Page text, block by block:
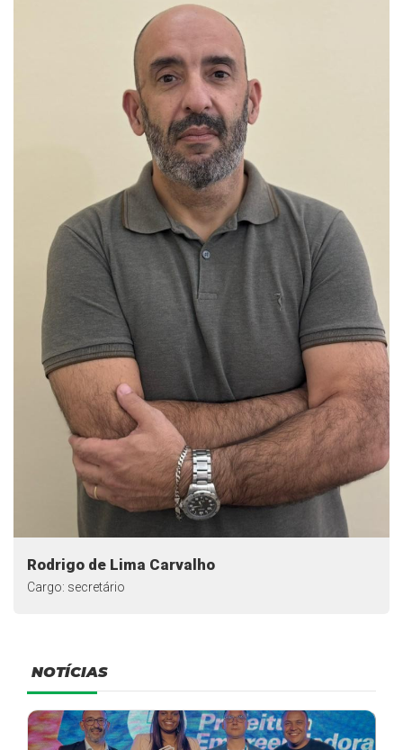
Rodrigo de Lima Carvalho
Cargo: secretário
NOTÍCIAS